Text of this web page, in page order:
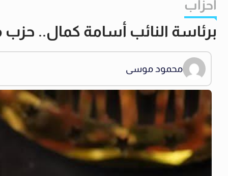
أحزاب
برئاسة النائب أسامة كمال..
محمود موسى